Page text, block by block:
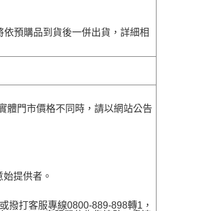
預購品到貨後一併出貨，詳細相
體門市價格不同時，請以網站公告
提供者。
撥打客服專線0800-889-898轉1，